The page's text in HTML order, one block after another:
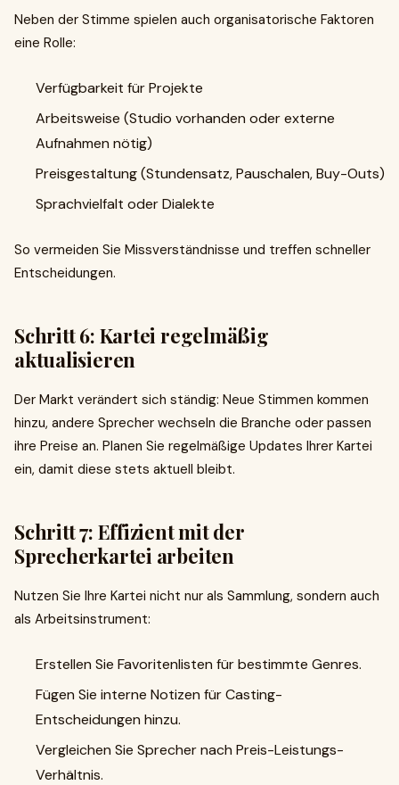
Neben der Stimme spielen auch organisatorische Faktoren
eine Rolle:
Verfügbarkeit für Projekte
Arbeitsweise (Studio vorhanden oder externe
Aufnahmen nötig)
Preisgestaltung (Stundensatz, Pauschalen, Buy-Outs)
Sprachvielfalt oder Dialekte
So vermeiden Sie Missverständnisse und treffen schneller
Entscheidungen.
Schritt 6: Kartei regelmäßig
aktualisieren
Der Markt verändert sich ständig: Neue Stimmen kommen
hinzu, andere Sprecher wechseln die Branche oder passen
ihre Preise an. Planen Sie regelmäßige Updates Ihrer Kartei
ein, damit diese stets aktuell bleibt.
Schritt 7: Effizient mit der
Sprecherkartei arbeiten
Nutzen Sie Ihre Kartei nicht nur als Sammlung, sondern auch
als Arbeitsinstrument:
Erstellen Sie Favoritenlisten für bestimmte Genres.
Fügen Sie interne Notizen für Casting-
Entscheidungen hinzu.
Vergleichen Sie Sprecher nach Preis-Leistungs-
Verhältnis.